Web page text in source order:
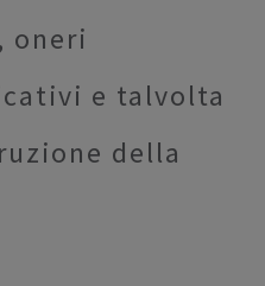
oneri
e talvolta
della